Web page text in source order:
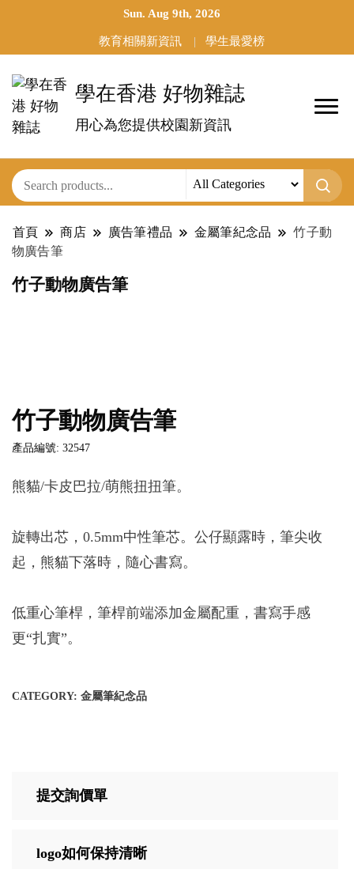
Sun. Aug 9th, 2026
教育相關新資訊 學生最愛榜
學在香港 好物雜誌
用心為您提供校園新資訊
首頁 商店 廣告筆禮品 金屬筆紀念品
竹子動
物廣告筆
竹子動物廣告筆
竹子動物廣告筆
產品編號: 32547
熊貓/卡皮巴拉/萌熊扭扭筆。
旋轉出芯，0.5mm中性筆芯。公仔顯露時，筆尖收
起，熊貓下落時，隨心書寫。
低重心筆桿，筆桿前端添加金屬配重，書寫手感
更“扎實”。
CATEGORY: 金屬筆紀念品
提交詢價單
logo如何保持清晰